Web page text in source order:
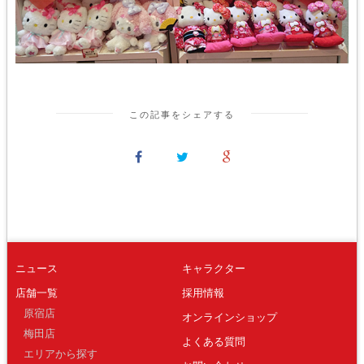
この記事をシェアする
ニュース
店舗一覧
原宿店
梅田店
エリアから探す
キャラクター
採用情報
オンラインショップ
よくある質問